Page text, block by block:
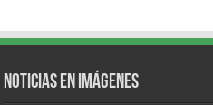
Noticias en Imágenes